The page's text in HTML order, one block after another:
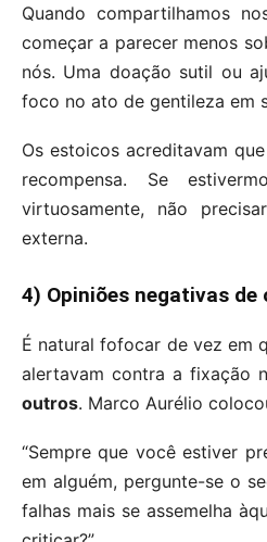
Quando compartilhamos
começar a parecer menos
nós. Uma doação sutil ou
foco no ato de gentileza em
Os estoicos acreditavam
recompensa. Se
virtuosamente, não
externa.
4) Opiniões negativas de
É natural fofocar de vez em
alertavam contra a fixação
outros. Marco Aurélio
“Sempre que você estiver
em alguém, pergunte-se o
falhas mais se assemelha